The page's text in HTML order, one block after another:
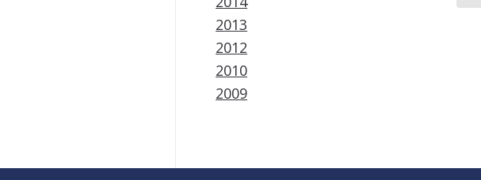
2013
2012
2010
2009